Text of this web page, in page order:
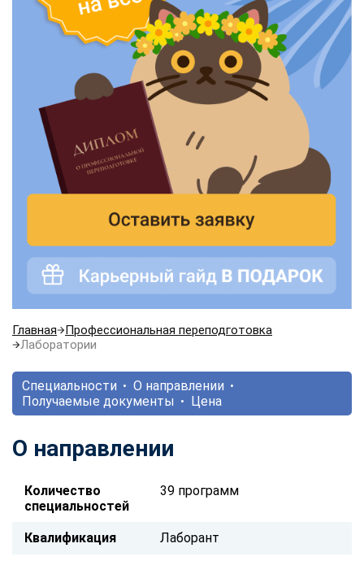
Главная
Профессиональная переподготовка
Лаборатории
Специальности
О направлении
Получаемые документы
Цена
О направлении
Количество
специальностей
39 программ
Квалификация Лаборант